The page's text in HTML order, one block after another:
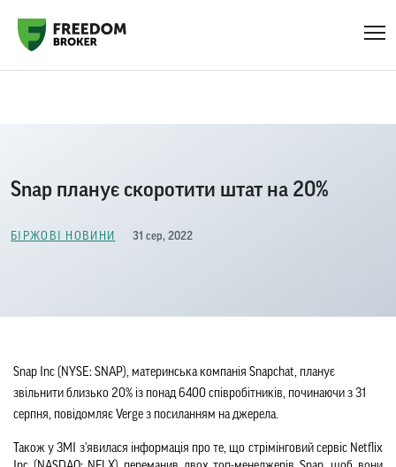
Snap планує скоротити штат на 20%
БІРЖОВІ НОВИНИ 31 сер, 2022
Snap Inc (NYSE: SNAP), материнська компанія Snapchat, планує
звільнити близько 20% із понад 6400 співробітників, починаючи з 31
серпня, повідомляє Verge з посиланням на джерела.
Також у ЗМІ з'явилася інформація про те, що стрімінговий сервіс Netflix